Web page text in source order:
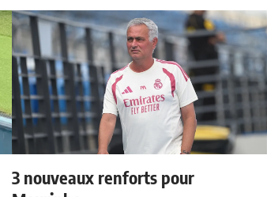
3 nouveaux renforts pour